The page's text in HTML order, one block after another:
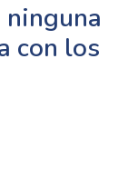
con los